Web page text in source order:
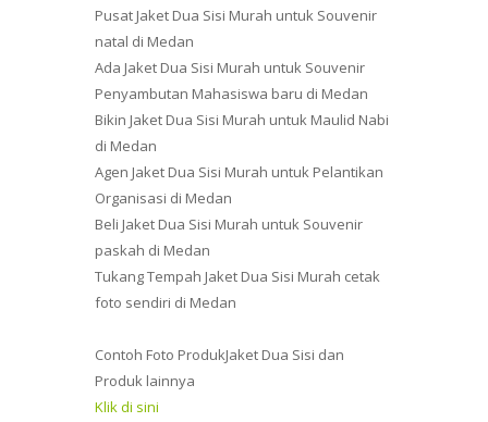
Pusat Jaket Dua Sisi Murah untuk Souvenir
natal di Medan
Ada Jaket Dua Sisi Murah untuk Souvenir
Penyambutan Mahasiswa baru di Medan
Bikin Jaket Dua Sisi Murah untuk Maulid Nabi
di Medan
Agen Jaket Dua Sisi Murah untuk Pelantikan
Organisasi di Medan
Beli Jaket Dua Sisi Murah untuk Souvenir
paskah di Medan
Tukang Tempah Jaket Dua Sisi Murah cetak
foto sendiri di Medan
Contoh Foto ProdukJaket Dua Sisi dan
Produk lainnya
Klik di sini